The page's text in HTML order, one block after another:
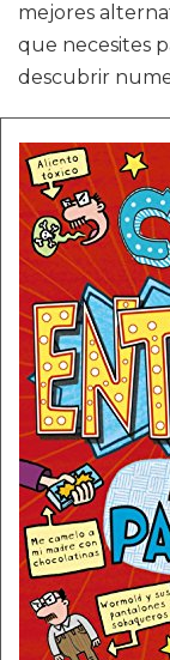
mejores
que necesites
descubrir